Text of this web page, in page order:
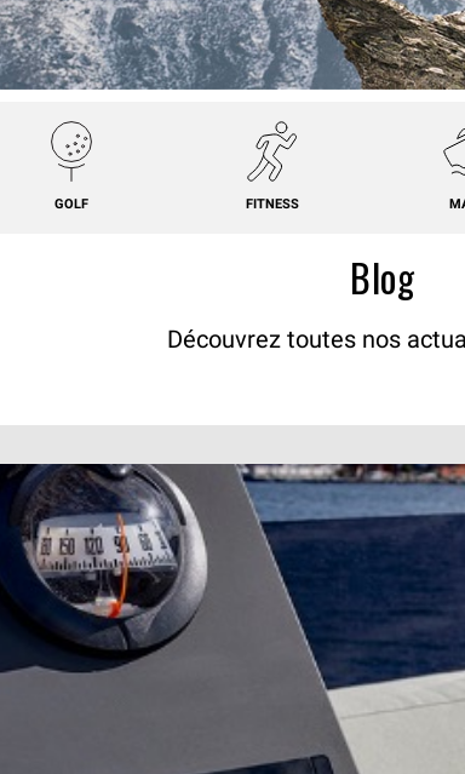
GOLF FITNESS
Blog
Découvrez toutes nos